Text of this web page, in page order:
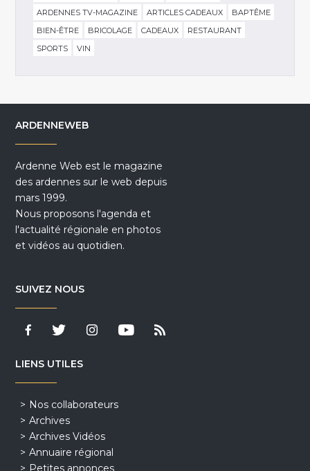
ARDENNES TV-MAGAZINE
ARTICLES CADEAUX
BAPTÊME
BIEN-ÊTRE
BRICOLAGE CADEAUX
RESTAURANT
SPORTS
VIN
ARDENNEWEB
Ardenne Web est le magazine
des ardennes sur le web depuis
mars 1999.
Nous proposons l'agenda et
l'actualité régionale en photos
et vidéos au quotidien.
SUIVEZ NOUS
LIENS UTILES
Nos collaborateurs
Archives
Archives Vidéos
Annuaire régional
Petites annonces